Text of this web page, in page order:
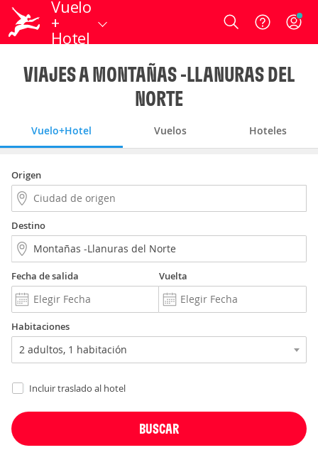
Vuelo
+
Hotel
Login
VIAJES A MONTAÑAS -LLANURAS DEL
NORTE
Vuelo+Hotel Vuelos Hoteles
Origen
Destino
Fecha de salida Vuelta
Habitaciones
Incluir traslado al hotel